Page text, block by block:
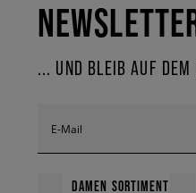
... UND BLEIB AUF DEM
E-Mail
DAMEN SORTIMENT